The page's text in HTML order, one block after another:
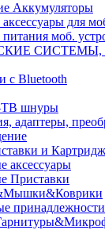
Аккумуляторы
для
моб.
с Bluetooth
ТВ шнуры
адаптеры,
и
аксессуары
Приставки
принадлежности